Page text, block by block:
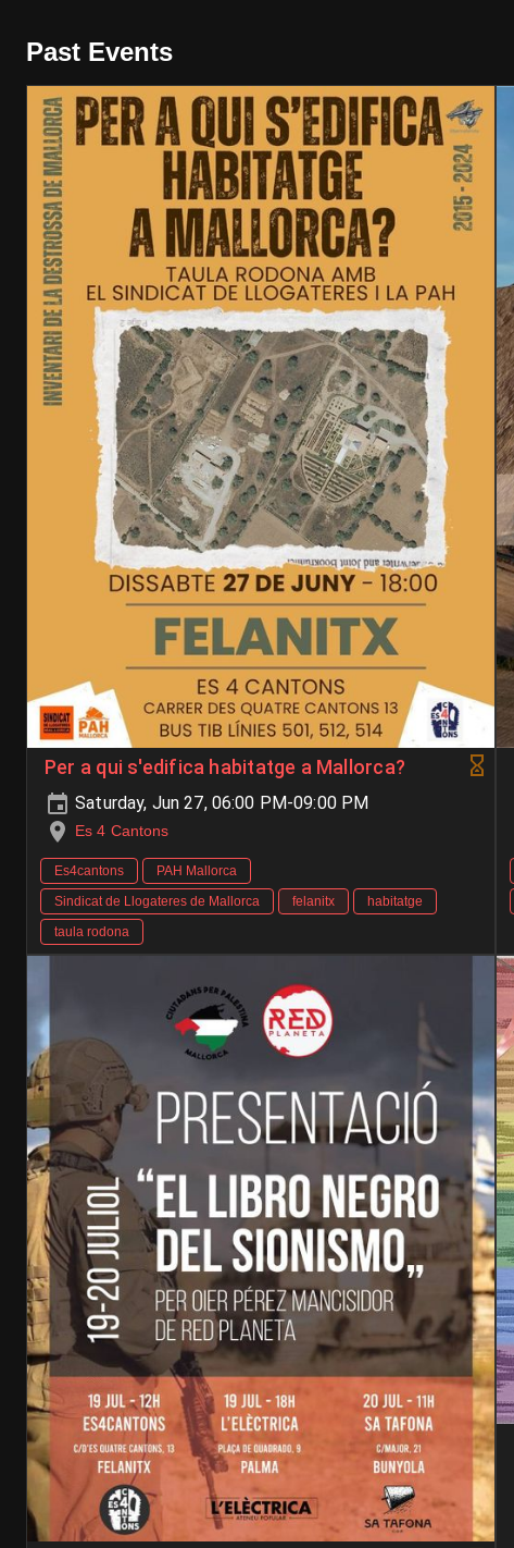
Past Events
Per a qui s'edifica habitatge a Mallorca?
Saturday, Jun 27, 06:00 PM-09:00 PM
Es 4 Cantons
Es4cantons
PAH Mallorca
Sindicat de Llogateres de Mallorca
felanitx
habitatge
taula rodona